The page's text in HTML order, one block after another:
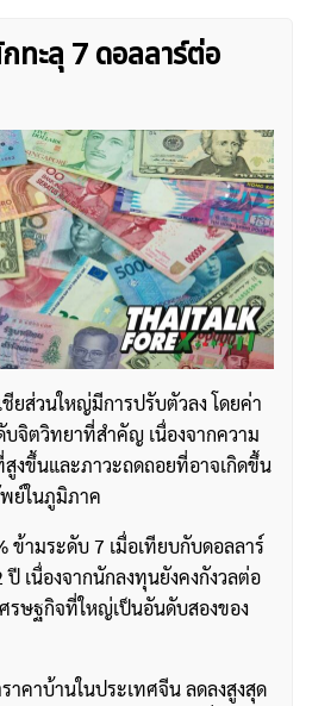
ทะลุ 7 ดอลลาร์ต่อ
ชียส่วนใหญ่มีการปรับตัวลง โดยค่า
จิตวิทยาที่สำคัญ เนื่องจากความ
สูงขึ้นและภาวะถดถอยที่อาจเกิดขึ้น
ย์ในภูมิภาค
ข้ามระดับ 7 เมื่อเทียบกับดอลลาร์
ปี เนื่องจากนักลงทุนยังคงกังวลต่อ
รษฐกิจที่ใหญ่เป็นอันดับสองของ
ราคาบ้านในประเทศจีน ลดลงสูงสุด